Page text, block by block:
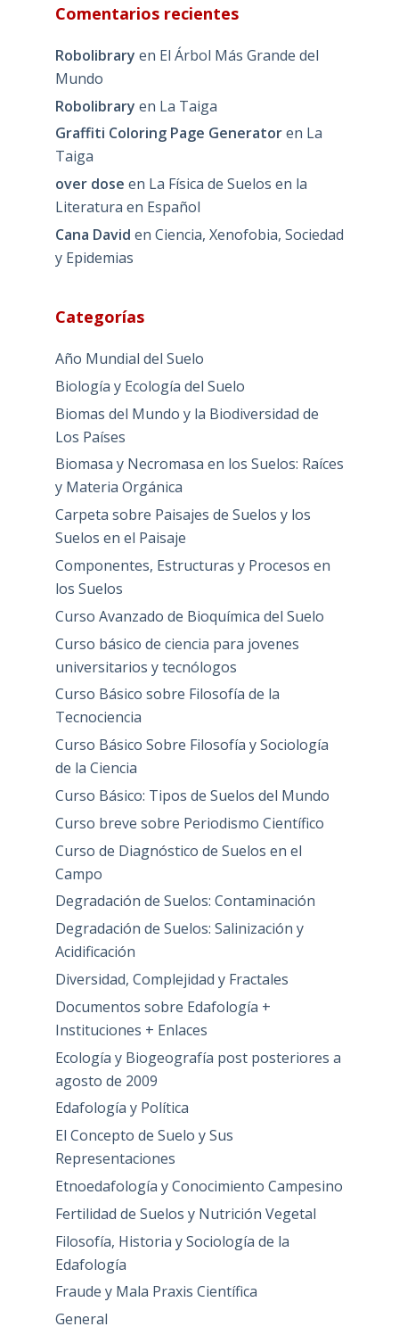
Comentarios recientes
Robolibrary en El Árbol Más Grande del
Mundo
Robolibrary en La Taiga
Graffiti Coloring Page Generatoren La
Taiga
over dose en La Física de Suelos en la
Literatura en Español
Cana David en Ciencia, Xenofobia, Sociedad
y Epidemias
Categorías
Año Mundial del Suelo
Biología y Ecología del Suelo
Biomas del Mundo y la Biodiversidad de
Los Países
Biomasa y Necromasa en los Suelos: Raíces
y Materia Orgánica
Carpeta sobre Paisajes de Suelos y los
Suelos en el Paisaje
Componentes, Estructuras y Procesos en
los Suelos
Curso Avanzado de Bioquímica del Suelo
Curso básico de ciencia para jovenes
universitarios y tecnólogos
Curso Básico sobre Filosofía de la
Tecnociencia
Curso Básico Sobre Filosofía y Sociología
de la Ciencia
Curso Básico: Tipos de Suelos del Mundo
Curso breve sobre Periodismo Científico
Curso de Diagnóstico de Suelos en el
Campo
Degradación de Suelos: Contaminación
Degradación de Suelos: Salinización y
Acidificación
Diversidad, Complejidad y Fractales
Documentos sobre Edafología +
Instituciones + Enlaces
Ecología y Biogeografía post posteriores a
agosto de 2009
Edafología y Política
El Concepto de Suelo y Sus
Representaciones
Etnoedafología y Conocimiento Campesino
Fertilidad de Suelos y Nutrición Vegetal
Filosofía, Historia y Sociología de la
Edafología
Fraude y Mala Praxis Científica
General